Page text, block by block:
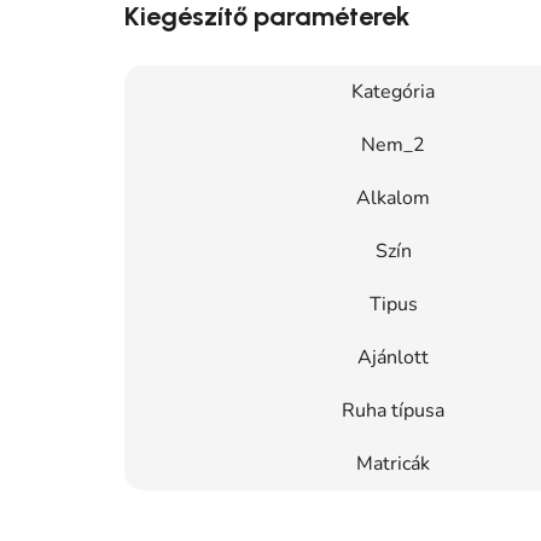
Kiegészítő paraméterek
Kategória
Nem_2
Alkalom
Szín
Tipus
Ajánlott
Ruha típusa
Matricák